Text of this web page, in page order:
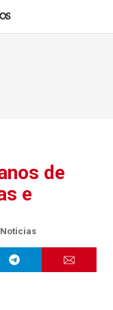
de
e
Notícias